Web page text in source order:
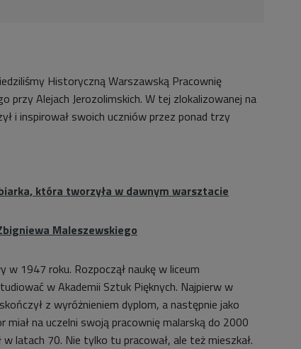
Historyczną Warszawską Pracownię
przy Alejach Jerozolimskich. W tej zlokalizowanej na
i inspirował swoich uczniów przez ponad trzy
która tworzyła w dawnym warsztacie
Maleszewskiego
w 1947 roku. Rozpoczął naukę w liceum
w Akademii Sztuk Pięknych. Najpierw w
z wyróżnieniem dyplom, a następnie jako
na uczelni swoją pracownię malarską do 2000
latach 70. Nie tylko tu pracował, ale też mieszkał.